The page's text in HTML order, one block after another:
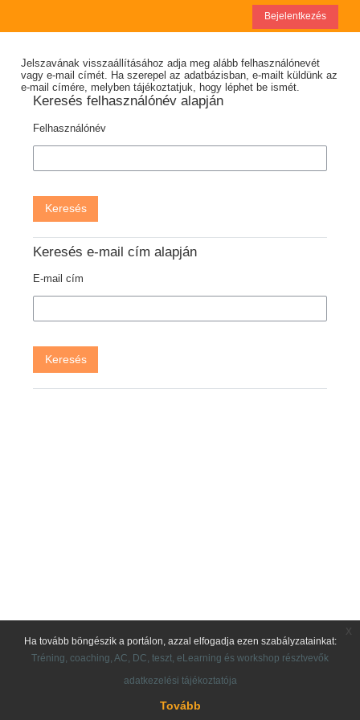
Bejelentkezés
Jelszavának visszaállításához adja meg alább felhasználónevét
vagy e-mail címét. Ha szerepel az adatbázisban, e-mailt küldünk az
e-mail címére, melyben tájékoztatjuk, hogy léphet be ismét.
Keresés felhasználónév alapján
Felhasználónév
Keresés e-mail cím alapján
E-mail cím
Ha tovább böngészik a portálon, azzal elfogadja ezen szabályzatainkat:
Tréning, coaching, AC, DC, teszt, eLearning és workshop résztvevők
adatkezelési tájékoztatója
Tovább